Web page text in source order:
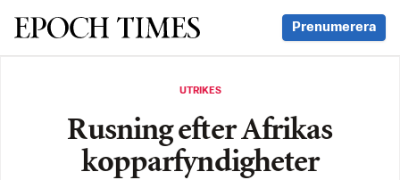
Svenska Epoch Times Prenumerera
UTRIKES
Rusning efter Afrikas
kopparfyndigheter